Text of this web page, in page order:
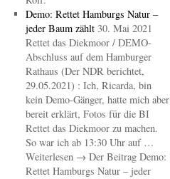
Demo: Rettet Hamburgs Natur –
jeder Baum zählt 30. Mai 2021
Rettet das Diekmoor / DEMO-
Abschluss auf dem Hamburger
Rathaus (Der NDR berichtet,
29.05.2021) : Ich, Ricarda, bin
kein Demo-Gänger, hatte mich aber
bereit erklärt, Fotos für die BI
Rettet das Diekmoor zu machen.
So war ich ab 13:30 Uhr auf …
Weiterlesen → Der Beitrag Demo:
Rettet Hamburgs Natur – jeder